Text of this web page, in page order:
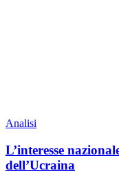
Analisi
L’interesse
dell’Ucraina